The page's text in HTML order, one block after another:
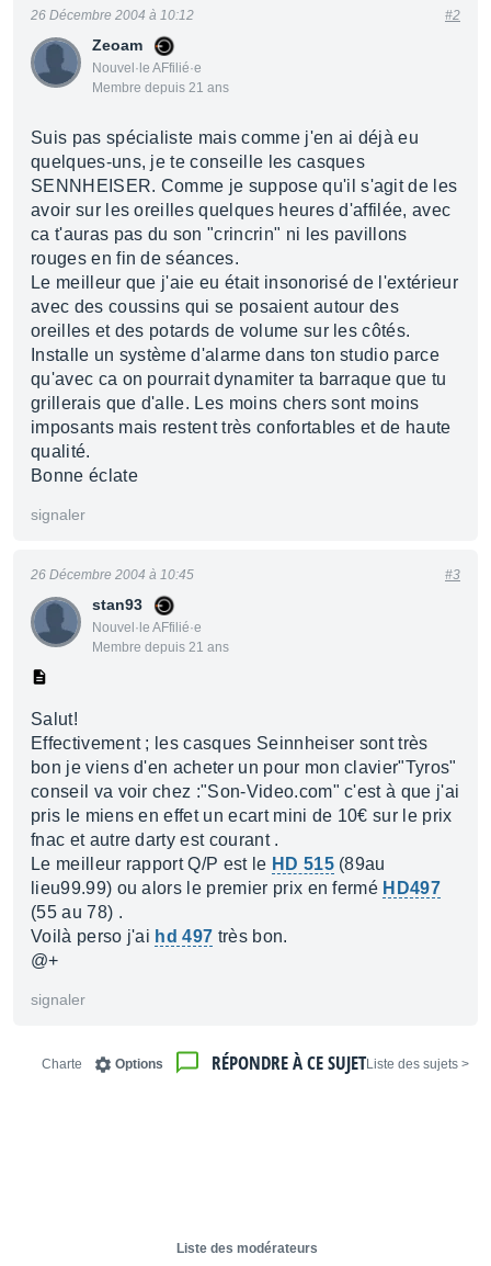
Zeoam
Nouvel·le AFfilié·e
Membre depuis 21 ans
26 Décembre 2004 à 10:12 #2
Suis pas spécialiste mais comme j'en ai déjà eu
quelques-uns, je te conseille les casques
SENNHEISER. Comme je suppose qu'il s'agit de les
avoir sur les oreilles quelques heures d'affilée, avec
ca t'auras pas du son "crincrin" ni les pavillons
rouges en fin de séances.
Le meilleur que j'aie eu était insonorisé de l'extérieur
avec des coussins qui se posaient autour des
oreilles et des potards de volume sur les côtés.
Installe un système d'alarme dans ton studio parce
qu'avec ca on pourrait dynamiter ta barraque que tu
grillerais que d'alle. Les moins chers sont moins
imposants mais restent très confortables et de haute
qualité.
Bonne éclate
signaler
stan93
Nouvel·le AFfilié·e
Membre depuis 21 ans
26 Décembre 2004 à 10:45 #3
Salut!
Effectivement ; les casques Seinnheiser sont très
bon je viens d'en acheter un pour mon clavier"Tyros"
conseil va voir chez :"Son-Video.com" c'est à que j'ai
pris le miens en effet un ecart mini de 10€ sur le prix
fnac et autre darty est courant .
Le meilleur rapport Q/P est le HD 515(89au
lieu99.99) ou alors le premier prix en fermé HD497
(55 au 78) .
Voilà perso j'ai hd 497 très bon.
@+
signaler
< Liste des sujets
RÉPONDRE À CE SUJET
Options
Charte
Liste des modérateurs